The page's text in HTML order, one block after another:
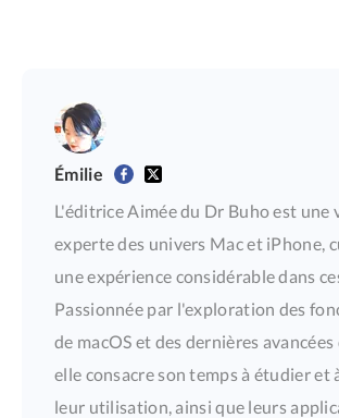
Émilie
L'éditrice Aimée du Dr Buho est une
experte des univers Mac et iPhone,
une expérience considérable dans
Passionnée par l'exploration des
de macOS et des dernières avancées
elle consacre son temps à étudier et
leur utilisation, ainsi que leurs